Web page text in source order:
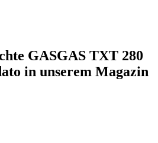
GASGAS TXT 280
in unserem Magazin